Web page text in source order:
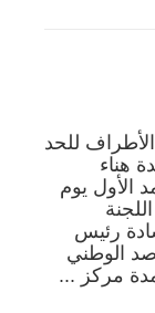
للحد
هناء
الأول يوم
اللجنة
رئيس
الوطني
مركز ...